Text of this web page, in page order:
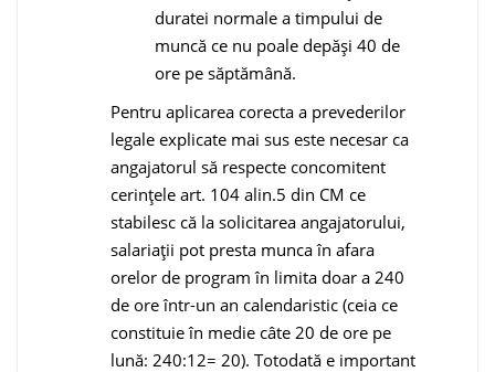
duratei normale a timpului de
muncă ce nu poale depăşi 40 de
ore pe săptămână.
Pentru aplicarea corecta a prevederilor
legale explicate mai sus este necesar ca
angajatorul să respecte concomitent
cerinţele art. 104 alin.5 din CM ce
stabilesc că la solicitarea angajatorului,
salariații pot presta munca în afara
orelor de program în limita doar a 240
de ore într-un an calendaristic (ceia ce
constituie în medie câte 20 de ore pe
lună: 240:12= 20). Totodată e important